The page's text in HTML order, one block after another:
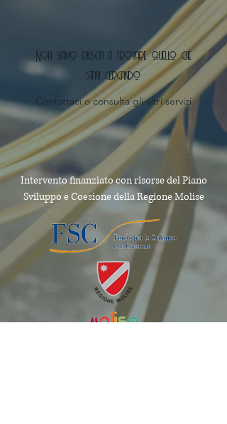
Non siamo riusciti a trovare quello che
stavi cercando
Contattaci o consulta gli altri servizi
Intervento finanziato con risorse del Piano
Sviluppo e Coesione della Regione Molise